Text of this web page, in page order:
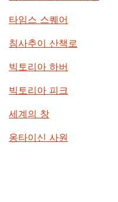
타임스 스퀘어
침사추이 산책로
빅토리아 하버
빅토리아 피크
세계의 창
옹타이신 사원